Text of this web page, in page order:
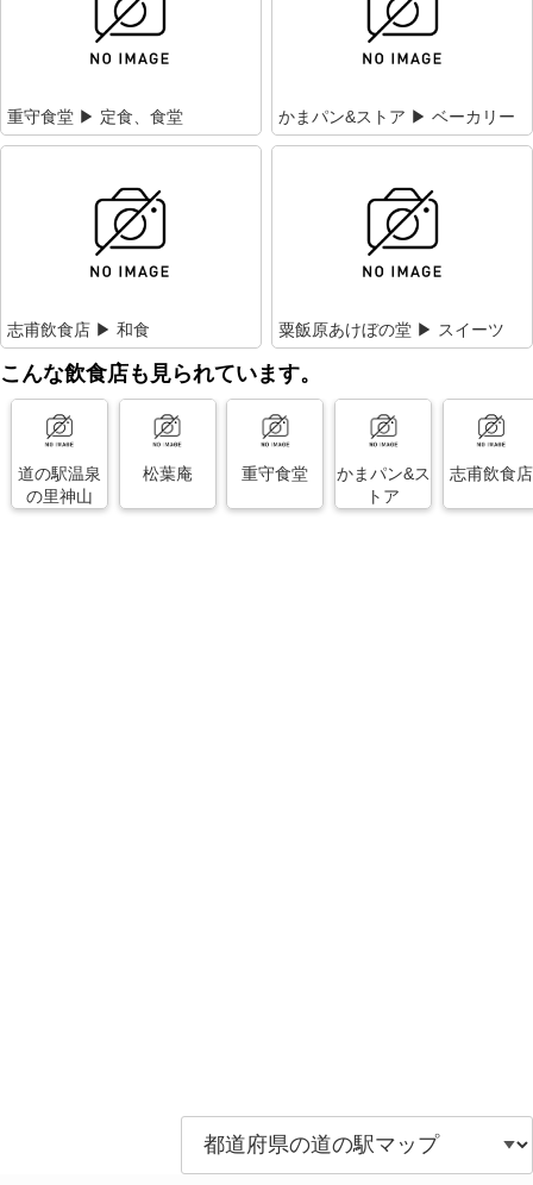
重守食堂 ▶ 定食、食堂 かまパン&ストア ▶ ベーカリー
志甫飲食店 ▶ 和食 粟飯原あけぼの堂 ▶ スイーツ
こんな飲食店も見られています。
道の駅温泉
の里神山
松葉庵 重守食堂
かまパン&ス
トア
志甫飲食店